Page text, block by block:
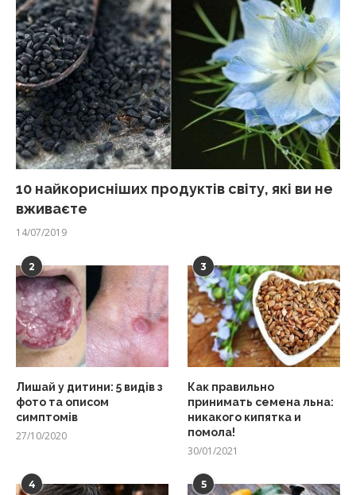
10 найкорисніших продуктів світу, які ви не
вживаєте
14/07/2019
2
Лишай у дитини: 5 видів з
фото та описом
симптомів
27/10/2020
3
Как правильно
принимать семена льна:
никакого кипятка и
помола!
30/01/2021
4 5